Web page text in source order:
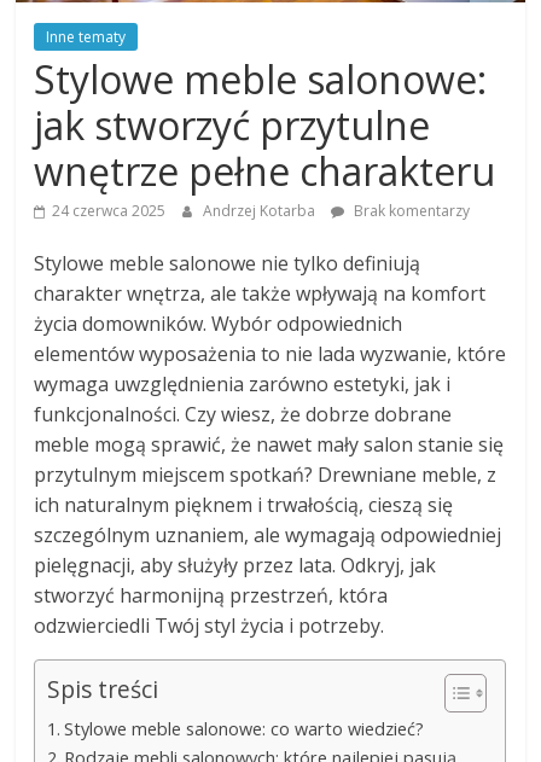
Inne tematy
Stylowe meble salonowe:
jak stworzyć przytulne
wnętrze pełne charakteru
24 czerwca 2025 Andrzej Kotarba Brak komentarzy
Stylowe meble salonowe nie tylko definiują
charakter wnętrza, ale także wpływają na komfort
życia domowników. Wybór odpowiednich
elementów wyposażenia to nie lada wyzwanie, które
wymaga uwzględnienia zarówno estetyki, jak i
funkcjonalności. Czy wiesz, że dobrze dobrane
meble mogą sprawić, że nawet mały salon stanie się
przytulnym miejscem spotkań? Drewniane meble, z
ich naturalnym pięknem i trwałością, cieszą się
szczególnym uznaniem, ale wymagają odpowiedniej
pielęgnacji, aby służyły przez lata. Odkryj, jak
stworzyć harmonijną przestrzeń, która
odzwierciedli Twój styl życia i potrzeby.
Spis treści
Stylowe meble salonowe: co warto wiedzieć?